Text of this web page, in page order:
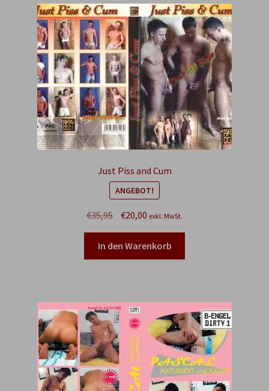
Just Piss and Cum
ANGEBOT!
€35,95
Ursprünglicher
war:
€35,95
€20,00Aktueller
ist:
€20,00.
exkl. MwSt.
In den Warenkorb